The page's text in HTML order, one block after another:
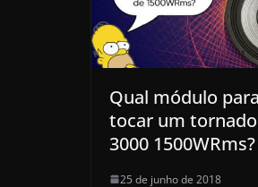
Qual módulo para
tocar um tornado
3000 1500WRms?
25 de junho de 2018